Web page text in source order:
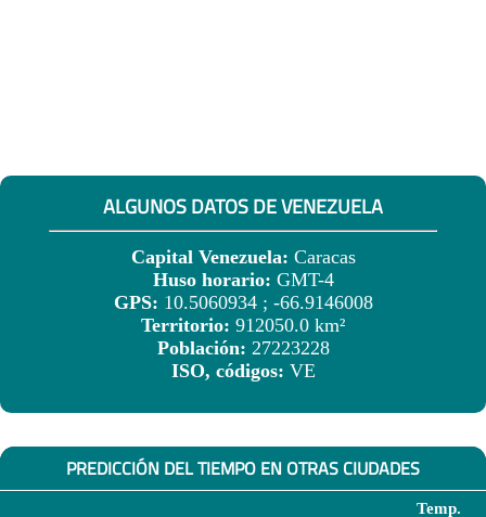
ALGUNOS DATOS DE VENEZUELA
Capital Venezuela: Caracas
Huso horario: GMT-4
GPS: 10.5060934 ; -66.9146008
Territorio: 912050.0 km²
Población: 27223228
ISO, códigos: VE
PREDICCIÓN DEL TIEMPO EN OTRAS CIUDADES
Temp.